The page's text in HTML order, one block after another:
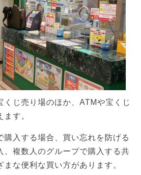
くじ売り場のほか、ATMや宝くじ
す。
購入する場合、買い忘れを防げる
、複数人のグループで購入する共
まな便利な買い方があります。